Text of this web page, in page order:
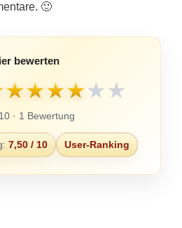
🙂
bewerten
★★★★★★
· 1 Bewertung
7,50 / 10 User-Ranking